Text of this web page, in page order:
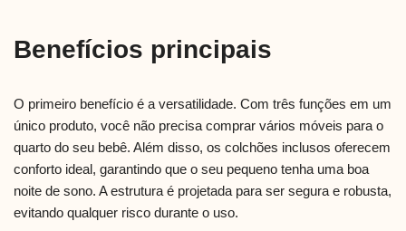
Benefícios principais
O primeiro benefício é a versatilidade. Com três funções em um
único produto, você não precisa comprar vários móveis para o
quarto do seu bebê. Além disso, os colchões inclusos oferecem
conforto ideal, garantindo que o seu pequeno tenha uma boa
noite de sono. A estrutura é projetada para ser segura e robusta,
evitando qualquer risco durante o uso.